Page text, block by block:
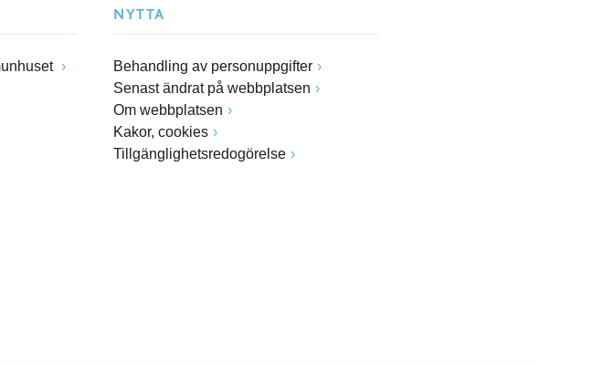
NYTTA
Behandling av personuppgifter
Senast ändrat på webbplatsen
Om webbplatsen
Kakor, cookies
Tillgänglighetsredogörelse